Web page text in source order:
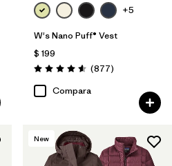
+5
W's Nano Puff® Vest
$ 199
Valoración: 4.6 / 5
(877Comentarios
)
Compara
New